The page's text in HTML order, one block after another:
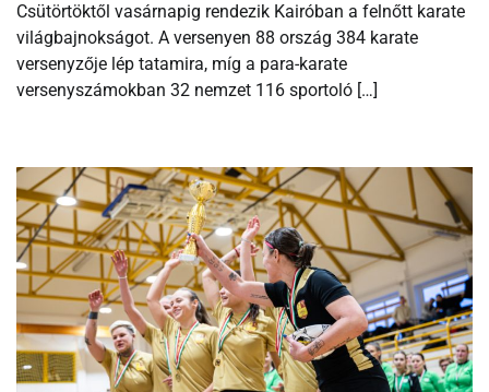
Csütörtöktől vasárnapig rendezik Kairóban a felnőtt karate
világbajnokságot. A versenyen 88 ország 384 karate
versenyzője lép tatamira, míg a para-karate
versenyszámokban 32 nemzet 116 sportoló […]